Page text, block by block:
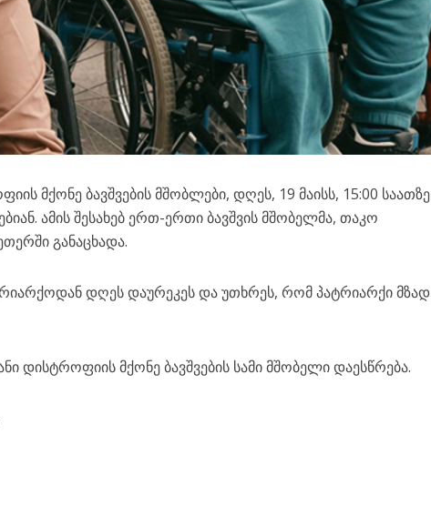
მქონე ბავშვების მშობლები, დღეს, 19 მაისს, 15:00 საათზე
ამის შესახებ ერთ-ერთი ბავშვის მშობელმა, თაკო
განაცხადა.
დღეს დაურეკეს და უთხრეს, რომ პატრიარქი მზად
დისტროფიის მქონე ბავშვების სამი მშობელი დაესწრება.